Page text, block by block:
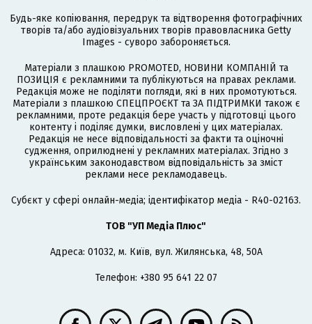
Будь-яке копіювання, передрук та відтворення фотографічних
творів та/або аудіовізуальних творів правовласника Getty
Images - суворо забороняється.
Матеріали з плашкою PROMOTED, НОВИНИ КОМПАНІЙ та
ПОЗИЦІЯ є рекламними та публікуються на правах реклами.
Редакція може не поділяти погляди, які в них промотуються.
Матеріали з плашкою СПЕЦПРОЄКТ та ЗА ПІДТРИМКИ також є
рекламними, проте редакція бере участь у підготовці цього
контенту і поділяє думки, висловлені у цих матеріалах.
Редакція не несе відповідальності за факти та оціночні
судження, оприлюднені у рекламних матеріалах. Згідно з
українським законодавством відповідальність за зміст
реклами несе рекламодавець.
Cубєкт у сфері онлайн-медіа; ідентифікатор медіа - R40-02163.
ТОВ "УП Медіа Плюс"
Адреса: 01032, м. Київ, вул. Жилянська, 48, 50А
Телефон: +380 95 641 22 07